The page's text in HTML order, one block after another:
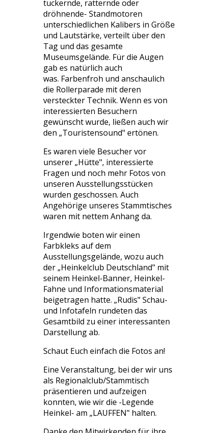
tuckernde, ratternde oder
dröhnende- Standmotoren
unterschiedlichen Kalibers in Größe
und Lautstärke, verteilt über den
Tag und das gesamte
Museumsgelände. Für die Augen
gab es natürlich auch
was. Farbenfroh und anschaulich
die Rollerparade mit deren
versteckter Technik. Wenn es von
interessierten Besuchern
gewünscht wurde, ließen auch wir
den „Touristensound" ertönen.
Es waren viele Besucher vor
unserer „Hütte", interessierte
Fragen und noch mehr Fotos von
unseren Ausstellungsstücken
wurden geschossen. Auch
Angehörige unseres Stammtisches
waren mit nettem Anhang da.
Irgendwie boten wir einen
Farbkleks auf dem
Ausstellungsgelände, wozu auch
der „Heinkelclub Deutschland" mit
seinem Heinkel-Banner, Heinkel-
Fahne und Informationsmaterial
beigetragen hatte. „Rudis" Schau-
und Infotafeln rundeten das
Gesamtbild zu einer interessanten
Darstellung ab.
Schaut Euch einfach die Fotos an!
Eine Veranstaltung, bei der wir uns
als Regionalclub/Stammtisch
präsentieren und aufzeigen
konnten, wie wir die -Legende
Heinkel- am „LAUFFEN" halten.